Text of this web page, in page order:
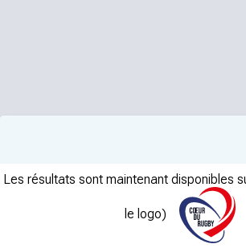
Les résultats sont maintenant disponibles
le logo)